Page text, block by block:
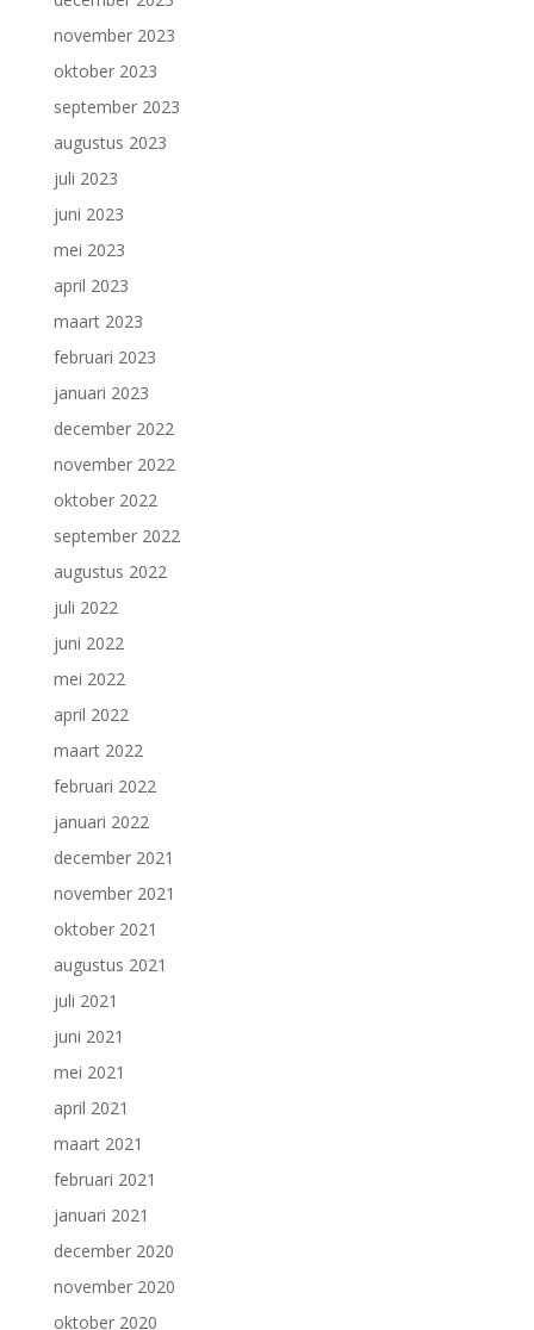
november 2023
oktober 2023
september 2023
augustus 2023
juli 2023
juni 2023
mei 2023
april 2023
maart 2023
februari 2023
januari 2023
december 2022
november 2022
oktober 2022
september 2022
augustus 2022
juli 2022
juni 2022
mei 2022
april 2022
maart 2022
februari 2022
januari 2022
december 2021
november 2021
oktober 2021
augustus 2021
juli 2021
juni 2021
mei 2021
april 2021
maart 2021
februari 2021
januari 2021
december 2020
november 2020
oktober 2020